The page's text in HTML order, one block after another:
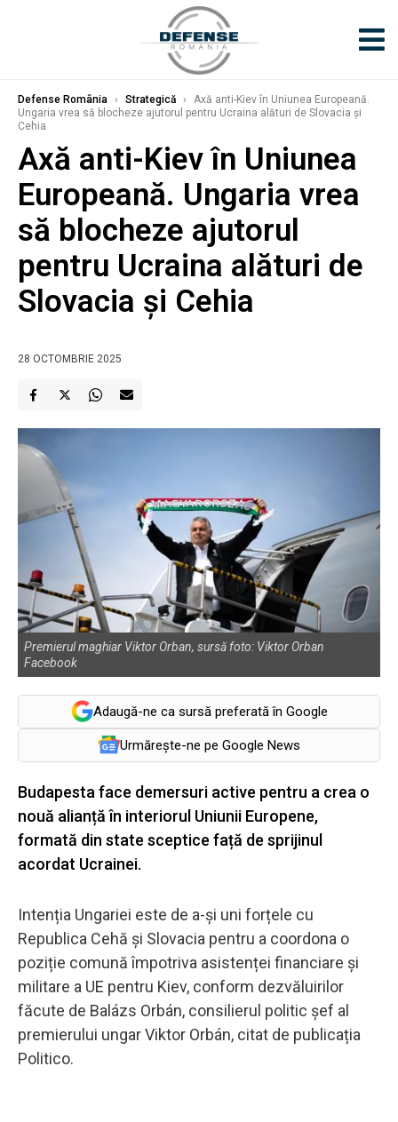
Defense România › Strategică ›
Axă anti-Kiev în Uniunea Europeană.
Ungaria vrea să blocheze ajutorul pentru Ucraina alături de Slovacia și
Cehia
Axă anti-Kiev în Uniunea
Europeană. Ungaria vrea
să blocheze ajutorul
pentru Ucraina alături de
Slovacia și Cehia
28 OCTOMBRIE 2025
Premierul maghiar Viktor Orban, sursă foto: Viktor Orban
Facebook
Adaugă-ne ca sursă preferată în Google
Urmărește-ne pe Google News
Budapesta face demersuri active pentru a crea o
nouă alianță în interiorul Uniunii Europene,
formată din state sceptice față de sprijinul
acordat Ucrainei.
Intenția Ungariei este de a-și uni forțele cu
Republica Cehă și Slovacia pentru a coordona o
poziție comună împotriva asistenței financiare și
militare a UE pentru Kiev, conform dezvăluirilor
făcute de Balázs Orbán, consilierul politic șef al
premierului ungar Viktor Orbán, citat de publicația
Politico.